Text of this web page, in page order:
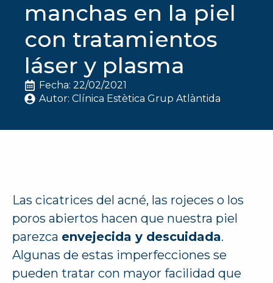
manchas en la piel
con tratamientos
láser y plasma
Fecha: 22/02/2021
Autor: Clínica Estètica Grup Atlàntida
Las cicatrices del acné, las rojeces o los
poros abiertos hacen que nuestra piel
parezca envejecida y descuidada.
Algunas de estas imperfecciones se
pueden tratar con mayor facilidad que